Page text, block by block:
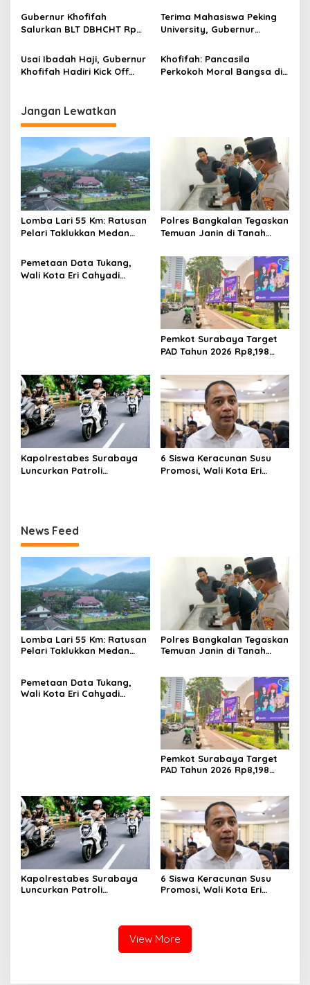
s
Hadapi Cuaca Ekstrem
Bus Wisata Bromo
Gubernur Khofifah
Salurkan BLT DBHCHT Rp
Buruh Rokok di Surabaya
Terima Mahasiswa Peking
University, Gubernur
Wisata Unggulan Jawa
Timur
Usai Ibadah Haji, Gubernur
Khofifah Hadiri Kick Off
Khofifah: Pancasila
Perkokoh Moral Bangsa di
Jangan Lewatkan
Lomba Lari 55 Km: Ratusan
Pelari Taklukkan Medan
Polres Bangkalan Tegaskan
Temuan Janin di Tanah
Pemetaan Data Tukang,
Wali Kota Eri Cahyadi
Pemkot Surabaya Target
PAD Tahun 2026 Rp8,198
Reklame
Kapolrestabes Surabaya
Luncurkan Patroli
6 Siswa Keracunan Susu
Promosi, Wali Kota Eri
News Feed
Lomba Lari 55 Km: Ratusan
Pelari Taklukkan Medan
Polres Bangkalan Tegaskan
Temuan Janin di Tanah
Pemetaan Data Tukang,
Wali Kota Eri Cahyadi
Pemkot Surabaya Target
PAD Tahun 2026 Rp8,198
Kapolrestabes Surabaya
Luncurkan Patroli
6 Siswa Keracunan Susu
Promosi, Wali Kota Eri
View More